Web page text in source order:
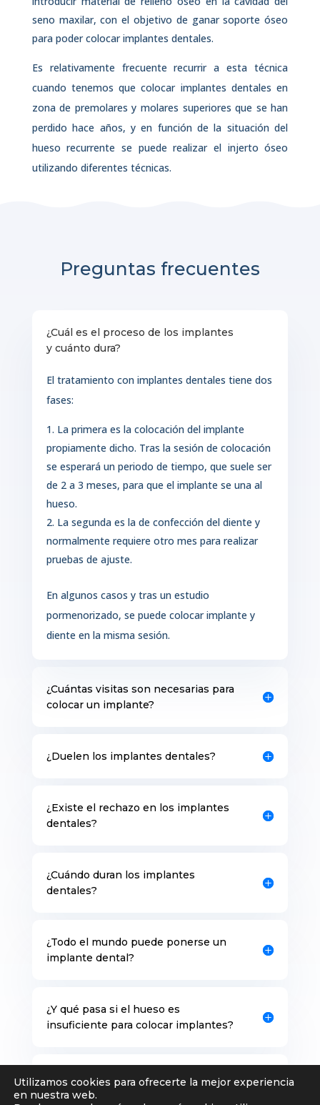
seno maxilar, con el objetivo de ganar soporte óseo
para poder colocar implantes dentales.
Es relativamente frecuente recurrir a esta técnica
cuando tenemos que colocar implantes dentales en
zona de premolares y molares superiores que se han
perdido hace años, y en función de la situación del
hueso recurrente se puede realizar el injerto óseo
utilizando diferentes técnicas.
Preguntas frecuentes
¿Cuál es el proceso de los implantes
y cuánto dura?
El tratamiento con implantes dentales tiene dos
fases:
La primera es la colocación del implante
propiamente dicho. Tras la sesión de colocación
se esperará un periodo de tiempo, que suele ser
de 2 a 3 meses, para que el implante se una al
hueso.
La segunda es la de confección del diente y
normalmente requiere otro mes para realizar
pruebas de ajuste.
En algunos casos y tras un estudio
pormenorizado, se puede colocar implante y
diente en la misma sesión.
¿Cuántas visitas son necesarias para
colocar un implante?
¿Duelen los implantes dentales?
¿Existe el rechazo en los implantes
dentales?
¿Cuándo duran los implantes
dentales?
¿Todo el mundo puede ponerse un
implante dental?
¿Y qué pasa si el hueso es
insuficiente para colocar implantes?
¿Cuánto cuesta un implante dental?
Utilizamos cookies para ofrecerte la mejor experiencia
en nuestra web.